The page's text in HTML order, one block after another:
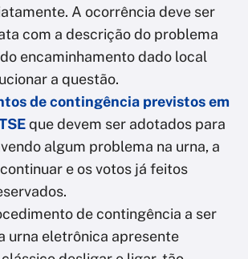
A ocorrência deve ser
com a descrição do problema
encaminhamento dado local
a questão.
de contingência previstos em
que devem ser adotados para
algum problema na urna, a
e os votos já feitos
de contingência a ser
urna eletrônica apresente